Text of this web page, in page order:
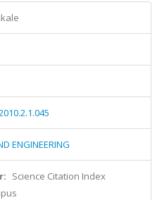
ENGINEERING
Science Citation Index